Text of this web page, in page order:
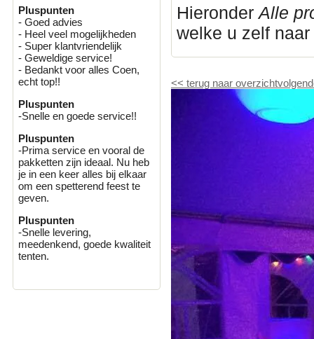
Pluspunten
- Goed advies
- Heel veel mogelijkheden
- Super klantvriendelijk
- Geweldige service!
- Bedankt voor alles Coen,
echt top!!
Pluspunten
-Snelle en goede service!!
Pluspunten
-Prima service en vooral de
pakketten zijn ideaal. Nu heb
je in een keer alles bij elkaar
om een spetterend feest te
geven.
Pluspunten
-Snelle levering,
meedenkend, goede kwaliteit
tenten.
HieronderAlle
welke u zelf
<< terug naar overzicht